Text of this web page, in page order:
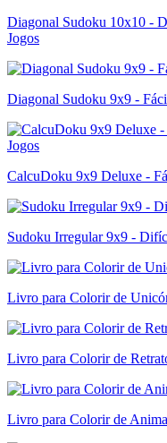
Diagonal Sudoku 10x10 -
Jogos
Diagonal Sudoku 9x9 -
CalcuDoku 9x9 Deluxe -
Sudoku Irregular 9x9 -
Livro para Colorir de
Livro para Colorir de
Livro para Colorir de